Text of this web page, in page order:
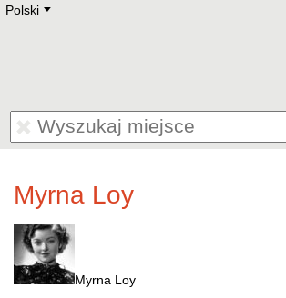
Polski E
Deutsch
Polski
Hebrew
Myrna Loy
Myrna Loy